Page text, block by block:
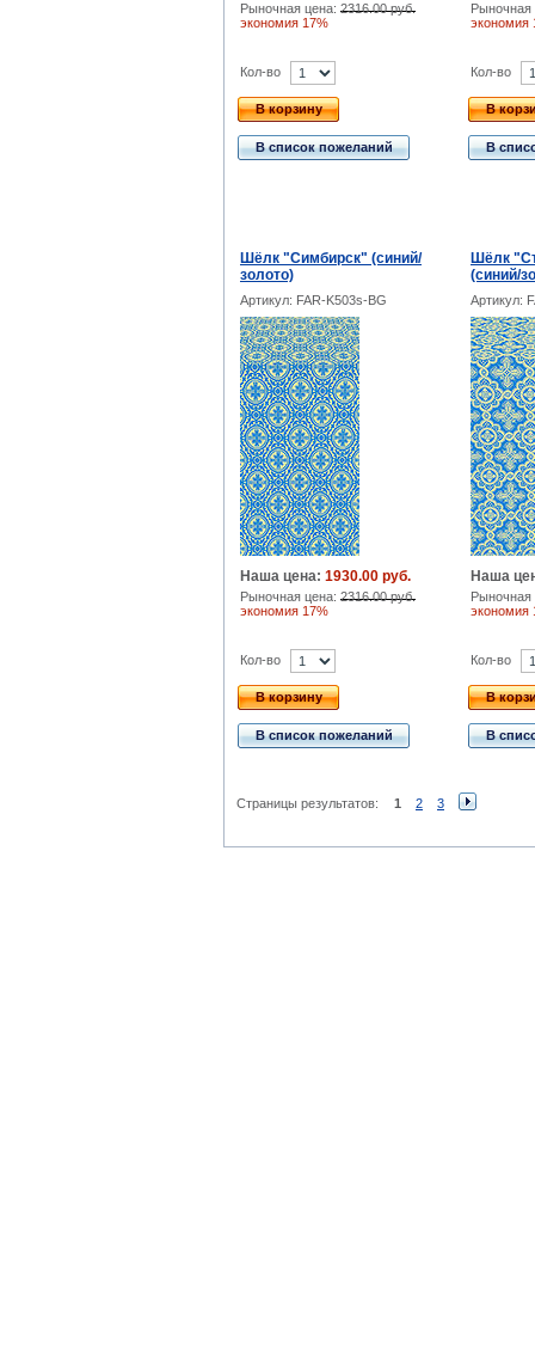
Рыночная цена: 2316.00 руб.
экономия 17%
экономия
Кол-во
В корзину
В список пожеланий
Кол-во
В
В
Шёлк "Симбирск" (синий/
золото)
Шёлк
(синий/
Артикул: FAR-K503s-BG Артикул:
Наша цена: 1930.00 руб.
Рыночная цена: 2316.00 руб.
экономия 17%
Наша
экономия
Кол-во
В корзину
В список пожеланий
Кол-во
В
В
Страницы результатов: 1 2 3